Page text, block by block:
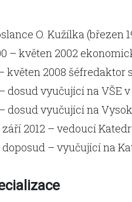
O. Kužílka (březen
– květen 2002
květen 2008 šéfredaktor
dosud vyučující na VŠE
dosud vyučující na
2012 – vedoucí
doposud – vyučující na